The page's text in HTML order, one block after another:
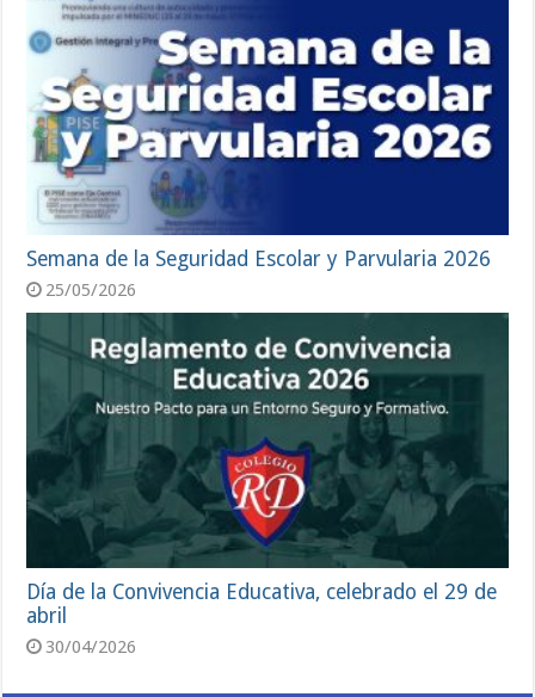
Semana de la Seguridad Escolar y Parvularia 2026
25/05/2026
Día de la Convivencia Educativa, celebrado el 29 de
abril
30/04/2026